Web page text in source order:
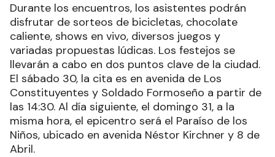
Durante los encuentros, los asistentes podrán
disfrutar de sorteos de bicicletas, chocolate
caliente, shows en vivo, diversos juegos y
variadas propuestas lúdicas. Los festejos se
llevarán a cabo en dos puntos clave de la ciudad.
El sábado 30, la cita es en avenida de Los
Constituyentes y Soldado Formoseño a partir de
las 14:30. Al día siguiente, el domingo 31, a la
misma hora, el epicentro será el Paraíso de los
Niños, ubicado en avenida Néstor Kirchner y 8 de
Abril.